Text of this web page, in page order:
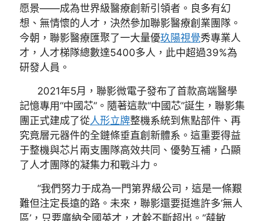
愿景——成為世界級醫療創新引領者。良多有幻
想、無情懷的人才，決然參加聯影醫療創業團隊。
今朝，聯影醫療匯聚了一大量優玖陽視覺秀專業人
才，人才梯隊總數達5400多人，此中超過39%為
研發人員。
2021年5月，聯影微電子發布了首款高端醫學
記憶專用“中國芯”。隨著這款“中國芯”誕生，聯影集
團正式建成了從人形立牌整機系統到焦點部件、再
究竟層元器件的全鏈條垂直創新體系。這重要得益
于整機與芯片兩支團隊高效共同、優勢互補，凸顯
了人才團隊的凝集力和戰斗力。
“我們努力于成為一門第界級公司，這是一條艱
難但注定長遠的路。未來，聯影還要挺進許多‘無人
區’，只要廣納全國英才，才幹不斷超出。”薛敏